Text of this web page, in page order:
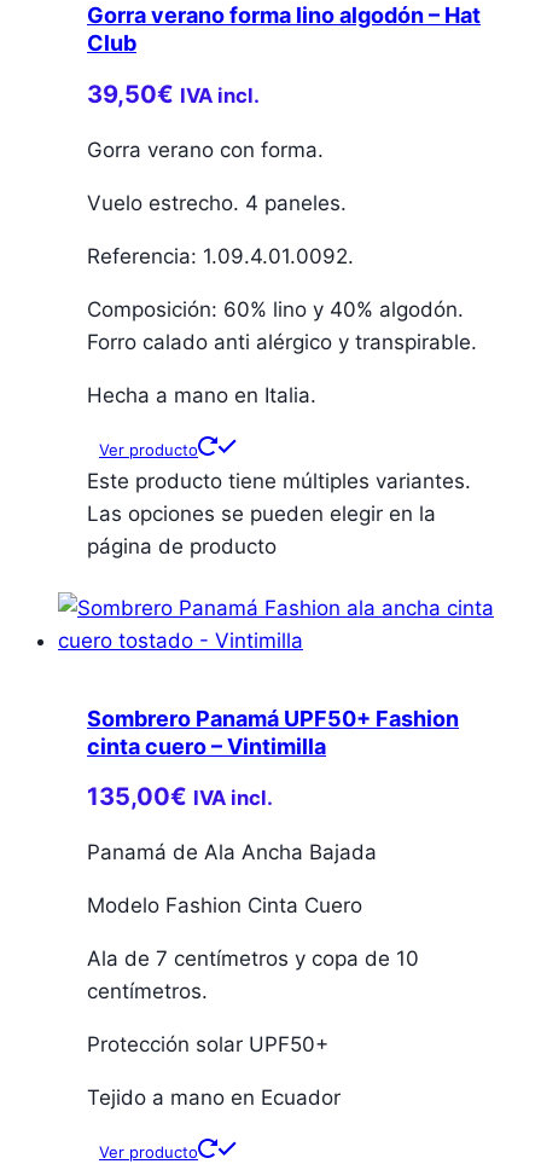
Gorra verano forma lino algodón – Hat
Club
39,50€ IVA incl.
Gorra verano con forma.
Vuelo estrecho. 4 paneles.
Referencia: 1.09.4.01.0092.
Composición: 60% lino y 40% algodón.
Forro calado anti alérgico y transpirable.
Hecha a mano en Italia.
Ver producto
Este producto tiene múltiples variantes.
Las opciones se pueden elegir en la
página de producto
Sombrero Panamá UPF50+ Fashion
cinta cuero – Vintimilla
135,00€ IVA incl.
Panamá de Ala Ancha Bajada
Modelo Fashion Cinta Cuero
Ala de 7 centímetros y copa de 10
centímetros.
Protección solar UPF50+
Tejido a mano en Ecuador
Ver producto